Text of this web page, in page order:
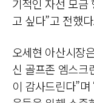
기적인 자선 모금
고 싶다”고 전했
오세현 아산시장
신 골프존 엠스크
이 감사드린다”